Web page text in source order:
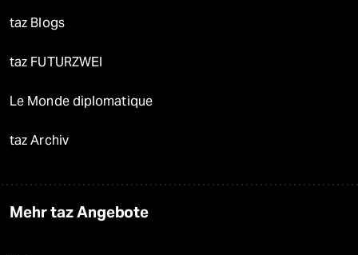
taz Blogs
taz FUTURZWEI
Le Monde diplomatique
taz Archiv
Mehr taz Angebote